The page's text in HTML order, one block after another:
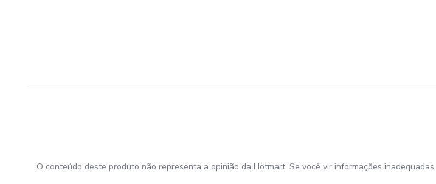
O conteúdo deste produto não representa a opinião da Hotmart. Se você vir informações inadequadas,